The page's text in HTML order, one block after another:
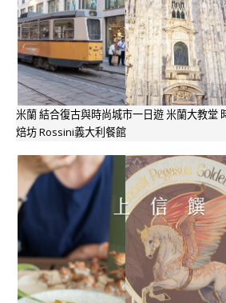
米蘭 結合復古與時尚城市一日遊 米蘭大教堂
焙坊 Rossini義大利餐館